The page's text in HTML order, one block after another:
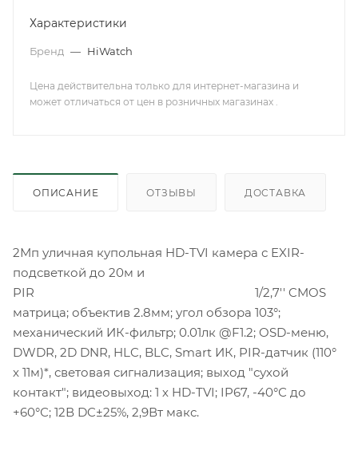
Характеристики
Бренд — HiWatch
Цена действительна только для интернет-магазина и
может отличаться от цен в розничных магазинах .
ОПИСАНИЕ ОТЗЫВЫ ДОСТАВКА
2Мп уличная купольная HD-TVI камера с EXIR-
подсветкой до 20м и
PIR 1/2,7'' CMOS
матрица; объектив 2.8мм; угол обзора 103°;
механический ИК-фильтр; 0.01лк @F1.2; OSD-меню,
DWDR, 2D DNR, HLC, BLC, Smart ИК, PIR-датчик (110°
x 11м)*, световая сигнализация; выход "сухой
контакт"; видеовыход: 1 х HD-TVI; IP67, -40°С до
+60°С; 12В DC±25%, 2,9Вт макс.